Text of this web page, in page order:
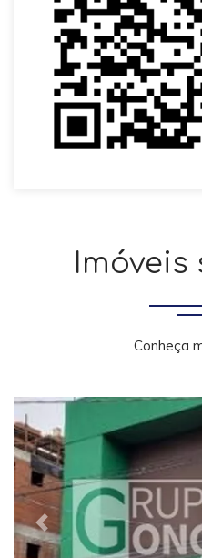
Conheça
Previous